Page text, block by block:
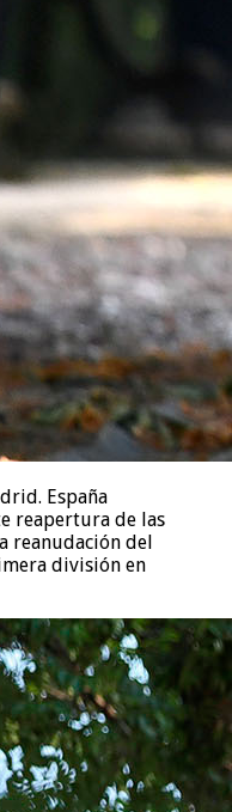
España
reapertura de las
reanudación del
división en